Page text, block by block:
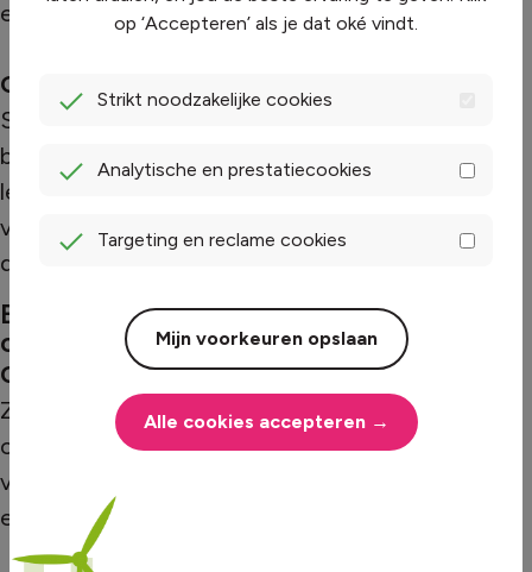
euro’s besparen.
Groepsvoordeel en collectieve inkoop
Samen inkopen met andere bedrijven op een
bedrijventerrein is vaak een slimme zet. Het
levert immers lagere tarieven op. Steeds
vaker organiseren ondernemersverenigingen
dit soort collectieve inkoopacties.
Extra tips om nog meer te besparen
op je energie
Onderhoud van apparatuur en installaties
Zorg ervoor dat je regelmatig je machines
onderhoudt. Zo draait alles efficiënt en
verbruiken machines niet onnodig meer
energie.
op ‘Accepteren’ als je dat oké vindt.
Strikt noodzakelijke cookies
Analytische en prestatiecookies
Targeting en reclame cookies
Mijn voorkeuren opslaan
Alle cookies accepteren →